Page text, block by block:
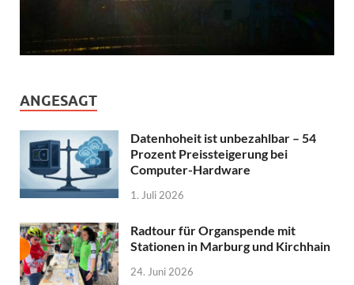
ANGESAGT
Datenhoheit ist unbezahlbar – 54
Prozent Preissteigerung bei
Computer-Hardware
1. Juli 2026
Radtour für Organspende mit
Stationen in Marburg und Kirchhain
24. Juni 2026